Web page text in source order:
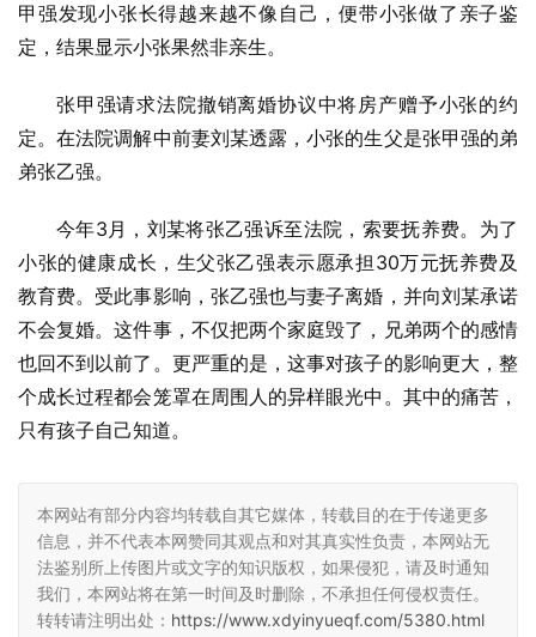
甲强发现小张长得越来越不像自己，便带小张做了亲子鉴
定，结果显示小张果然非亲生。
张甲强请求法院撤销离婚协议中将房产赠予小张的约
定。在法院调解中前妻刘某透露，小张的生父是张甲强的弟
弟张乙强。
今年3月，刘某将张乙强诉至法院，索要抚养费。为了
小张的健康成长，生父张乙强表示愿承担30万元抚养费及
教育费。受此事影响，张乙强也与妻子离婚，并向刘某承诺
不会复婚。这件事，不仅把两个家庭毁了，兄弟两个的感情
也回不到以前了。更严重的是，这事对孩子的影响更大，整
个成长过程都会笼罩在周围人的异样眼光中。其中的痛苦，
只有孩子自己知道。
本网站有部分内容均转载自其它媒体，转载目的在于传递更多
信息，并不代表本网赞同其观点和对其真实性负责，本网站无
法鉴别所上传图片或文字的知识版权，如果侵犯，请及时通知
我们，本网站将在第一时间及时删除，不承担任何侵权责任。
转转请注明出处： https://www.xdyinyueqf.com/5380.html